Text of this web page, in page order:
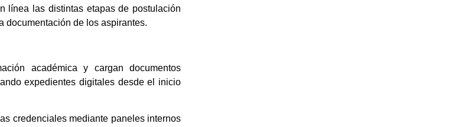
línea las distintas etapas de postulación
documentación de los aspirantes.
académica y cargan documentos
expedientes digitales desde el inicio
credenciales mediante paneles internos